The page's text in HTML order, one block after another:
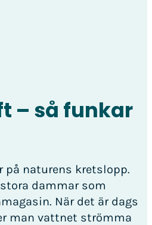
– så funkar
på naturens kretslopp.
dammar som
När det är dags
man vattnet strömma